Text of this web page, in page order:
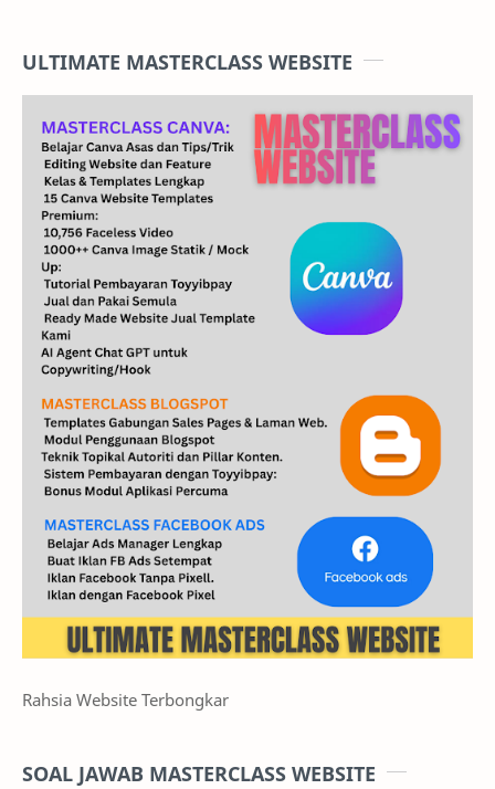
ULTIMATE MASTERCLASS WEBSITE
Rahsia Website Terbongkar
SOAL JAWAB MASTERCLASS WEBSITE